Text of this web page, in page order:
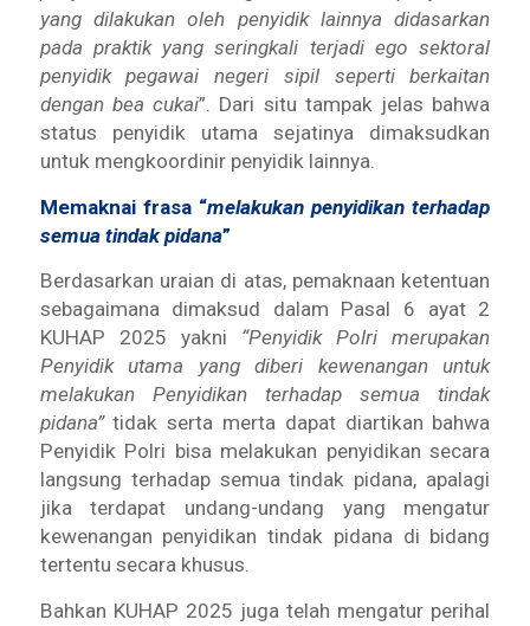
yang dilakukan oleh penyidik lainnya didasarkan
pada praktik yang seringkali terjadi ego sektoral
penyidik pegawai negeri sipil seperti berkaitan
dengan bea cukai”. Dari situ tampak jelas bahwa
status penyidik utama sejatinya dimaksudkan
untuk mengkoordinir penyidik lainnya.
Memaknai frasa “melakukan penyidikan terhadap
semua tindak pidana”
Berdasarkan uraian di atas, pemaknaan ketentuan
sebagaimana dimaksud dalam Pasal 6 ayat 2
KUHAP 2025 yakni “Penyidik Polri merupakan
Penyidik utama yang diberi kewenangan untuk
melakukan Penyidikan terhadap semua tindak
pidana”tidak serta merta dapat diartikan bahwa
Penyidik Polri bisa melakukan penyidikan secara
langsung terhadap semua tindak pidana, apalagi
jika terdapat undang-undang yang mengatur
kewenangan penyidikan tindak pidana di bidang
tertentu secara khusus.
Bahkan KUHAP 2025 juga telah mengatur perihal